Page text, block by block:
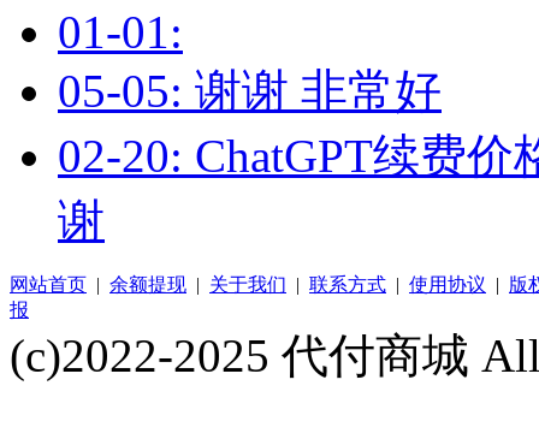
01-01:
05-05: 谢谢 非常好
02-20: ChatGPT续费
谢
网站首页 | 余额提现 | 关于我们 | 联系方式 | 使用协议 | 版
报
(c)2022-2025 代付商城